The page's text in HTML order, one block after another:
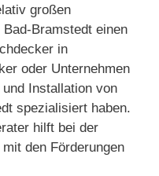
großen
Bramstedt einen
in
oder Unternehmen
Installation von
spezialisiert haben.
hilft bei der
den Förderungen